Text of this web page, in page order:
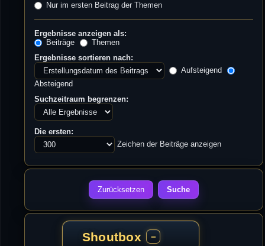
Nur im ersten Beitrag der Themen
Ergebnisse anzeigen als:
Beiträge
Themen
Ergebnisse sortieren nach:
Aufsteigend
Absteigend
Suchzeitraum begrenzen:
Die ersten:
Zeichen der Beiträge anzeigen
Shoutbox −